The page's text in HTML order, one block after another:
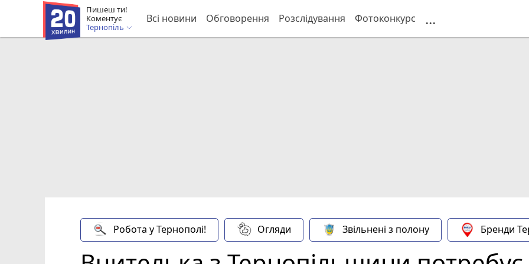
Пишеш ти!
Коментує
Тернопіль
Всі новини Обговорення Розслідування Фотоконкурс ...
Робота у Тернополі! Огляди Звільнені з полону Бренди